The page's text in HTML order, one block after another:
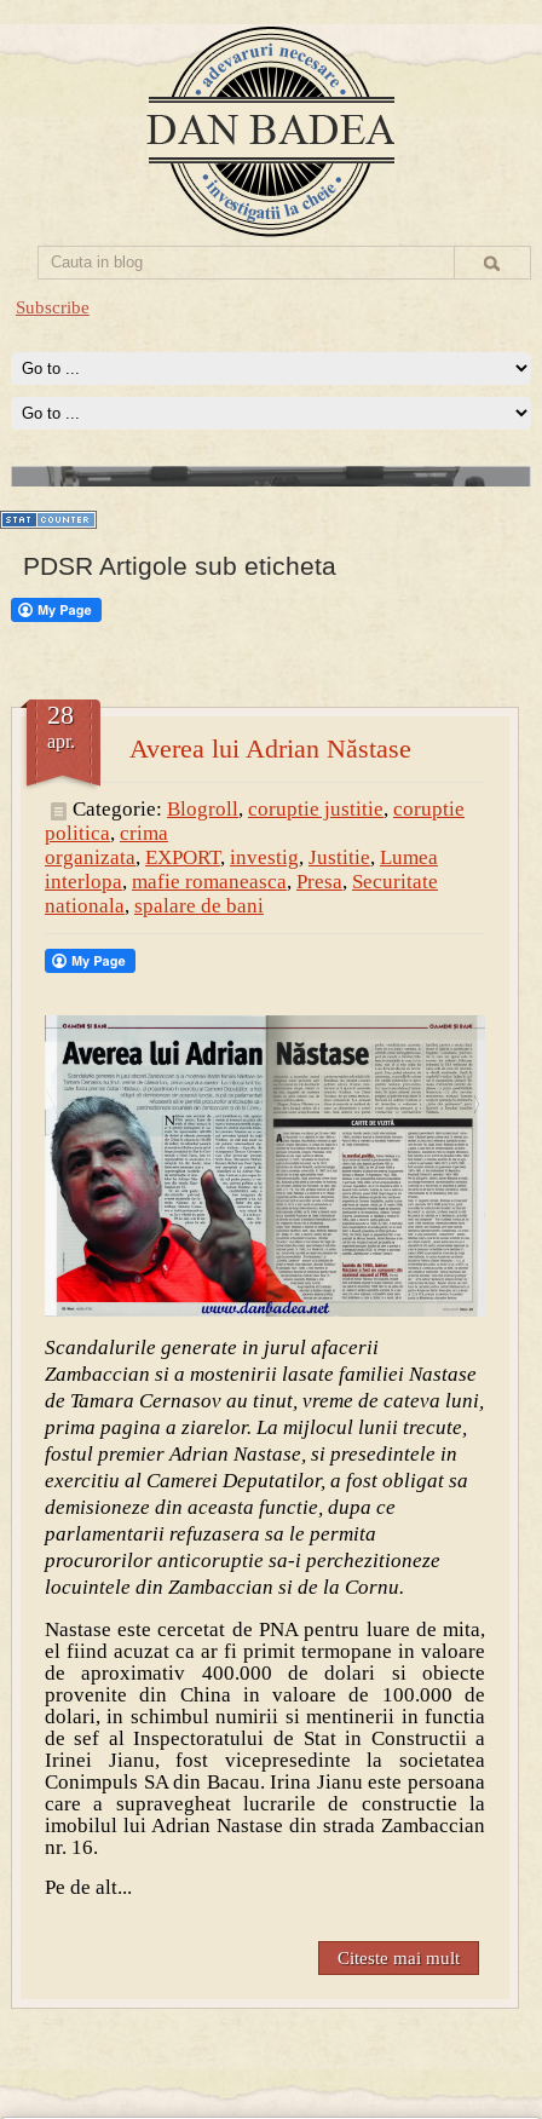
Subscribe
PRESA
Permise pentru vânătoarea de porci în costume, cu gulere albe
Prima mea carte publicata (Nemira)
Averea Presedintelui: prima lucrare despre controversatele
conturi secrete ale Securitatii.
PDSR Artigole sub eticheta
Averea lui Adrian Năstase
28
apr.
Categorie: Blogroll, coruptie justitie, coruptie
politica, crima
organizata, EXPORT, investig, Justitie, Lumea
interlopa, mafie romaneasca, Presa, Securitate
nationala, spalare de bani
Scandalurile generate in jurul afacerii
Zambaccian si a mostenirii lasate familiei Nastase
de Tamara Cernasov au tinut, vreme de cateva luni,
prima pagina a ziarelor. La mijlocul lunii trecute,
fostul premier Adrian Nastase, si presedintele in
exercitiu al Camerei Deputatilor, a fost obligat sa
demisioneze din aceasta functie, dupa ce
parlamentarii refuzasera sa le permita
procurorilor anticoruptie sa-i perchezitioneze
locuintele din Zambaccian si de la Cornu.
Nastase este cercetat de PNA pentru luare de mita,
el fiind acuzat ca ar fi primit termopane in valoare
de aproximativ 400.000 de dolari si obiecte
provenite din China in valoare de 100.000 de
dolari, in schimbul numirii si mentinerii in functia
de sef al Inspectoratului de Stat in Constructii a
Irinei Jianu, fost vicepresedinte la societatea
Conimpuls SA din Bacau. Irina Jianu este persoana
care a supravegheat lucrarile de constructie la
imobilul lui Adrian Nastase din strada Zambaccian
nr. 16.
Pe de alt...
Citeste mai mult